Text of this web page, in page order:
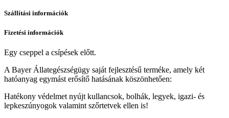
Szállítási információk
Fizetési információk
Egy cseppel a csípések előtt.
A Bayer Állategészségügy saját fejlesztésű terméke, amely két
hatóanyag egymást erősítő hatásának köszönhetően:
Hatékony védelmet nyújt kullancsok, bolhák, legyek, igazi- és
lepkeszúnyogok valamint szőrtetvek ellen is!